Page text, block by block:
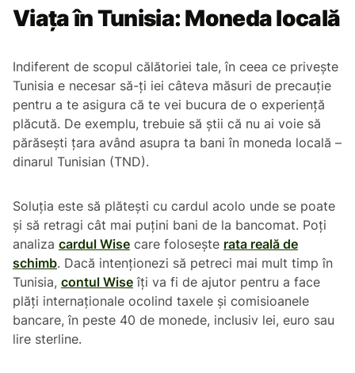
Viața în Tunisia: Moneda locală
Indiferent de scopul călătoriei tale, în ceea ce privește
Tunisia e necesar să-ți iei câteva măsuri de precauție
pentru a te asigura că te vei bucura de o experiență
plăcută. De exemplu, trebuie să știi că nu ai voie să
părăsești țara având asupra ta bani în moneda locală –
dinarul Tunisian (TND).
Soluția este să plătești cu cardul acolo unde se poate
și să retragi cât mai puțini bani de la bancomat. Poți
analiza cardul Wise care folosește rata reală de
schimb. Dacă intenționezi să petreci mai mult timp în
Tunisia, contul Wise îți va fi de ajutor pentru a face
plăți internaționale ocolind taxele și comisioanele
bancare, în peste 40 de monede, inclusiv lei, euro sau
lire sterline.